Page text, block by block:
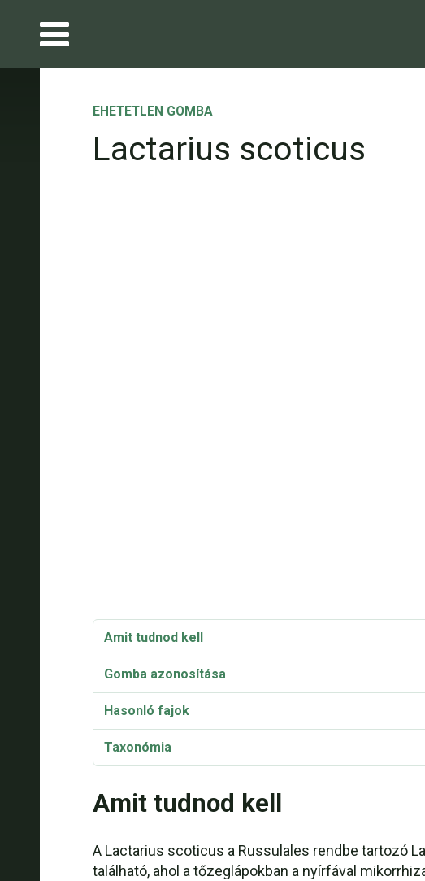
EHETETLEN GOMBA
Lactarius scoticus
Amit tudnod kell
Gomba azonosítása
Hasonló fajok
Taxonómia
Amit tudnod kell
A Lactarius scoticus a Russulales rendbe tartozó
található, ahol a tőzeglápokban a nyírfával